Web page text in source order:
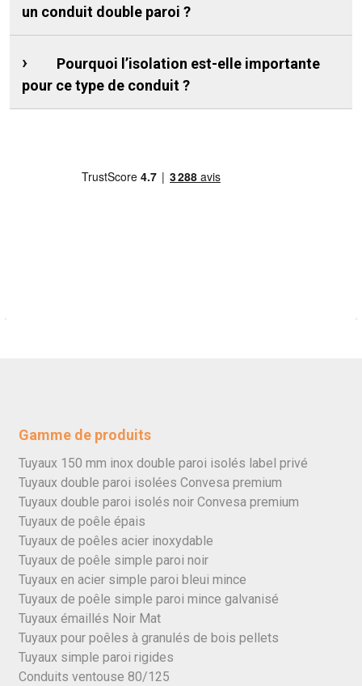
un conduit double paroi ?
Pourquoi l’isolation est-elle importante
pour ce type de conduit ?
Gamme de produits
Tuyaux 150 mm inox double paroi isolés label privé
Tuyaux double paroi isolées Convesa premium
Tuyaux double paroi isolés noir Convesa premium
Tuyaux de poêle épais
Tuyaux de poêles acier inoxydable
Tuyaux de poêle simple paroi noir
Tuyaux en acier simple paroi bleui mince
Tuyaux de poêle simple paroi mince galvanisé
Tuyaux émaillés Noir Mat
Tuyaux pour poêles à granulés de bois pellets
Tuyaux simple paroi rigides
Conduits ventouse 80/125